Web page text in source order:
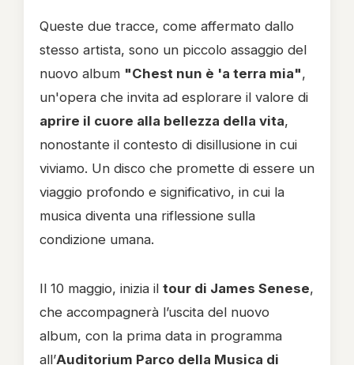
Queste due tracce, come affermato dallo
stesso artista, sono un piccolo assaggio del
nuovo album "Chest nun è 'a terra mia",
un'opera che invita ad esplorare il valore di
aprire il cuore alla bellezza della vita,
nonostante il contesto di disillusione in cui
viviamo. Un disco che promette di essere un
viaggio profondo e significativo, in cui la
musica diventa una riflessione sulla
condizione umana.
Il 10 maggio, inizia il tour di James Senese,
che accompagnerà l’uscita del nuovo
album, con la prima data in programma
all’Auditorium Parco della Musica di